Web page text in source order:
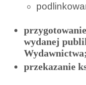
wydanej
przekazanie